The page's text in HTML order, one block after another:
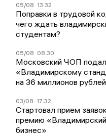
05/08 13:32
Поправки в трудовой
чего ждать
студентам?
05/08 08:30
Московский ЧОП подал
«Владимирскому
на 36 миллионов рублей
03/08 17:32
Стартовал прием
премию «Владимирский
бизнес»